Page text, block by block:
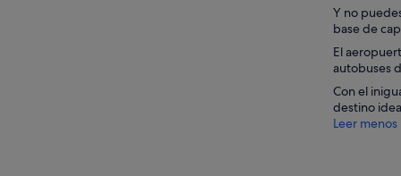
Y no
base de
El
autobuses
Con el
destino
Leer menos